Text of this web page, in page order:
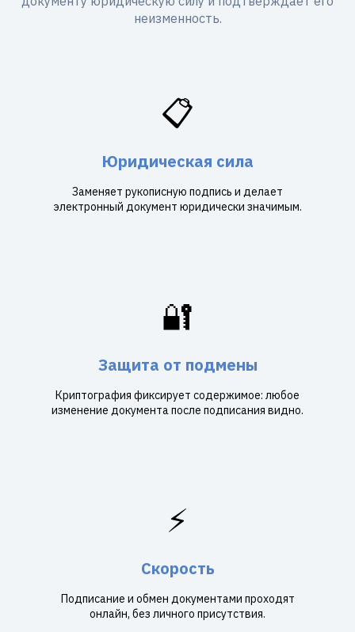
неизменность.
📋
Юридическая сила
Заменяет рукописную подпись и делает
электронный документ юридически значимым.
🔐
Защита от подмены
Криптография фиксирует содержимое: любое
изменение документа после подписания видно.
⚡
Скорость
Подписание и обмен документами проходят
онлайн, без личного присутствия.